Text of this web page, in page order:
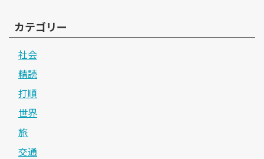
カテゴリー
社会
精読
打順
世界
旅
交通